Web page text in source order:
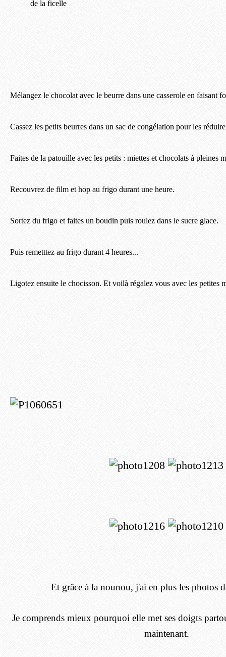
de la ficelle
Mélangez le chocolat avec le beurre dans une casserole en faisant
Cassez les petits beurres dans un sac de congélation pour les
Faites de la patouille avec les petits : miettes et chocolats à pleines
Recouvrez de film et hop au frigo durant une heure.
Sortez du frigo et faites un boudin puis roulez dans le sucre glace.
Puis remetttez au frigo durant 4 heures...
Ligotez ensuite le chocisson. Et voilà régalez vous avec les petites
Et grâce à la nounou, j'ai en plus les photos
Je comprends mieux pourquoi elle met ses doigts
maintenant.